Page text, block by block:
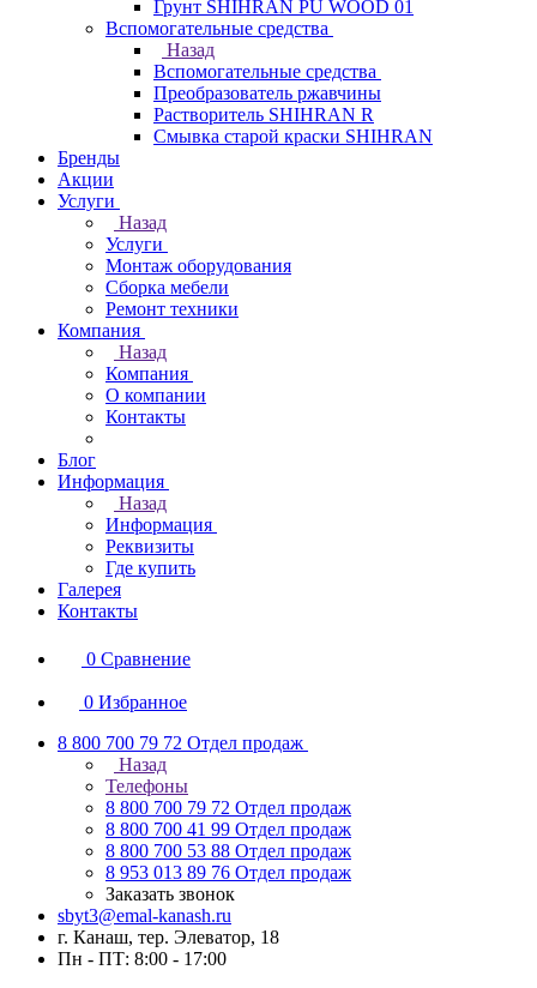
Грунт SHIHRAN PU WOOD 01
Вспомогательные средства
Назад
Вспомогательные средства
Преобразователь ржавчины
Растворитель SHIHRAN R
Смывка старой краски SHIHRAN
Бренды
Акции
Услуги
Назад
Услуги
Монтаж оборудования
Сборка мебели
Ремонт техники
Компания
Назад
Компания
О компании
Контакты
Блог
Информация
Назад
Информация
Реквизиты
Где купить
Галерея
Контакты
0 Сравнение
0 Избранное
8 800 700 79 72 Отдел продаж
Назад
Телефоны
8 800 700 79 72 Отдел продаж
8 800 700 41 99 Отдел продаж
8 800 700 53 88 Отдел продаж
8 953 013 89 76 Отдел продаж
Заказать звонок
sbyt3@emal-kanash.ru
г. Канаш, тер. Элеватор, 18
Пн - ПТ: 8:00 - 17:00